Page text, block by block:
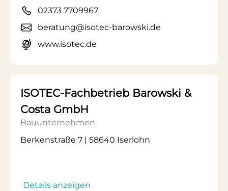
02373 7709967
beratung@isotec-barowski.de
www.isotec.de
ISOTEC-Fachbetrieb Barowski &
Costa GmbH
Bauunternehmen
Berkenstraße 7 | 58640 Iserlohn
Details anzeigen